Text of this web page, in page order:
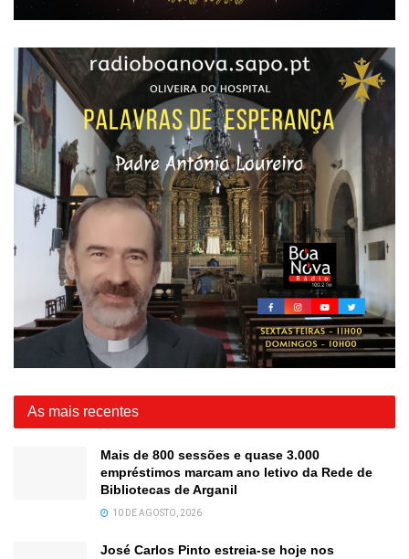
As mais recentes
Mais de 800 sessões e quase 3.000
empréstimos marcam ano letivo da Rede de
Bibliotecas de Arganil
10 DE AGOSTO, 2026
José Carlos Pinto estreia-se hoje nos